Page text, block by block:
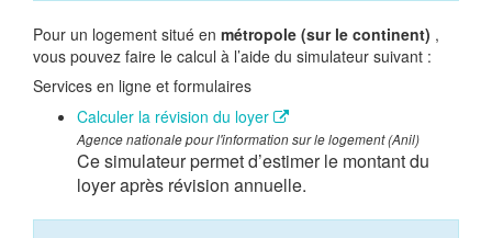
Pour un logement situé en métropole (sur le continent) ,
vous pouvez faire le calcul à l’aide du simulateur suivant :
Services en ligne et formulaires
Calculer la révision du loyer
Agence nationale pour l'information sur le logement (Anil)
Ce simulateur permet d’estimer le montant du
loyer après révision annuelle.